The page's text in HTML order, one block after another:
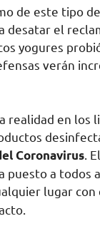
de este tipo
desatar el
yogures
verán
realidad en los
Coronavirus .
puesto a todos
lugar con